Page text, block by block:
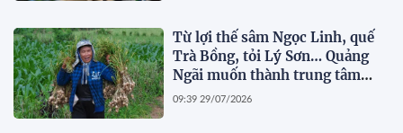
Từ lợi thế sâm Ngọc Linh, quế
Trà Bồng, tỏi Lý Sơn… Quảng
Ngãi muốn thành trung tâm
dược liệu
09:39 29/07/2026